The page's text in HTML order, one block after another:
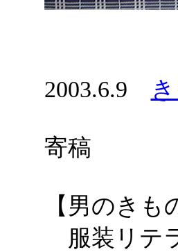
2003.6.9
寄稿
【男のき
服装リテ